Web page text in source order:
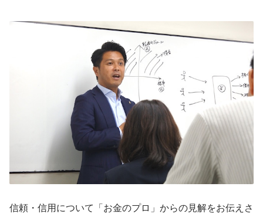
信頼・信用について「お金のプロ」からの見解をお伝えさ